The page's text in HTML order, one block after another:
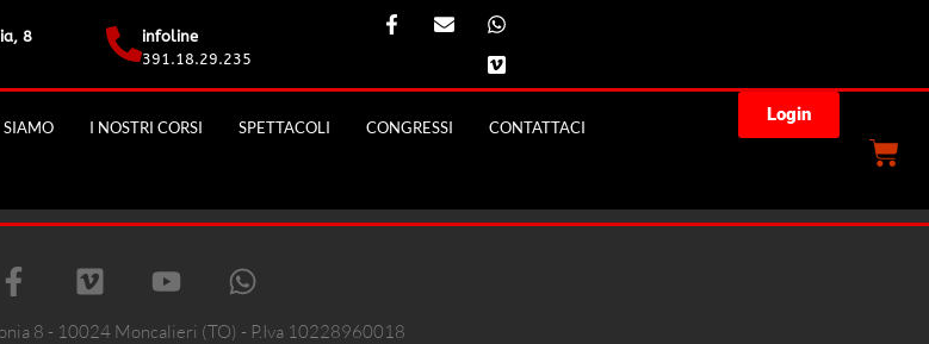
8
infoline
391.18.29.235
SIAMO I NOSTRI CORSI SPETTACOLI CONGRESSI CONTATTACI
Login
8 - 10024 Moncalieri (TO) - P.Iva 10228960018